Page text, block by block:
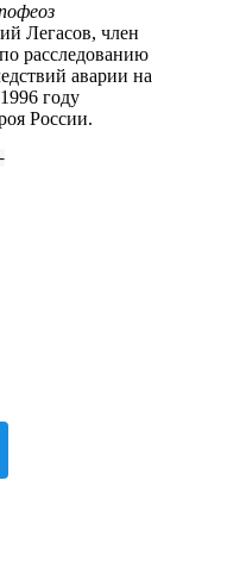
Легасов, член
расследованию
аварии на
году
России.